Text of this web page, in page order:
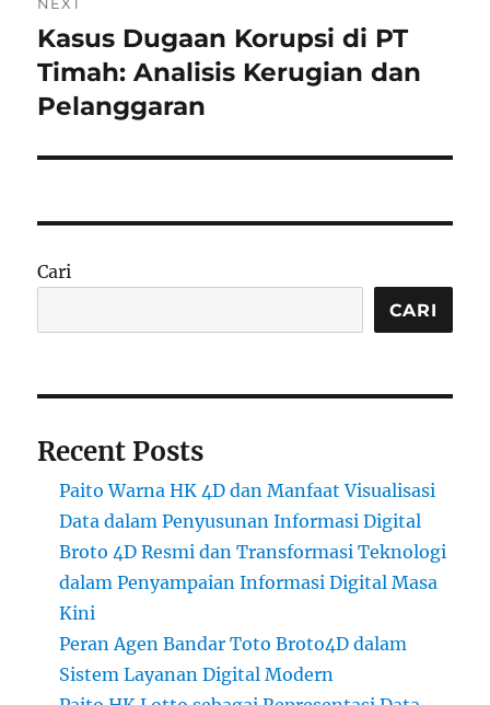
NEXT
Next
post:
Kasus Dugaan Korupsi di PT
Timah: Analisis Kerugian dan
Pelanggaran
Cari
CARI
Recent Posts
Paito Warna HK 4D dan Manfaat Visualisasi
Data dalam Penyusunan Informasi Digital
Broto 4D Resmi dan Transformasi Teknologi
dalam Penyampaian Informasi Digital Masa
Kini
Peran Agen Bandar Toto Broto4D dalam
Sistem Layanan Digital Modern